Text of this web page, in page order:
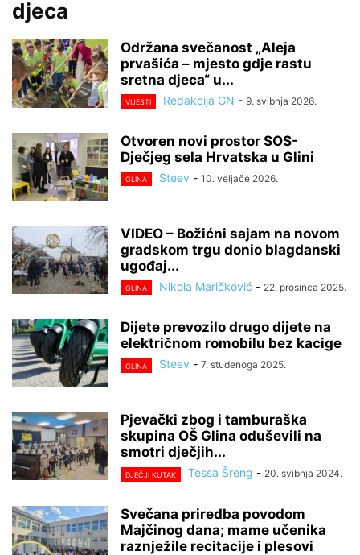
djeca
Održana svečanost „Aleja
prvašića – mjesto gdje rastu
sretna djeca“ u...
VIJESTI Redakcija GN - 9. svibnja 2026.
Otvoren novi prostor SOS-
Dječjeg sela Hrvatska u Glini
GLINA Steev - 10. veljače 2026.
VIDEO – Božićni sajam na novom
gradskom trgu donio blagdanski
ugođaj...
GLINA Nikola Maričković - 22. prosinca 2025.
Dijete prevozilo drugo dijete na
električnom romobilu bez kacige
GLINA Steev - 7. studenoga 2025.
Pjevački zbog i tamburaška
skupina OŠ Glina oduševili na
smotri dječjih...
DJEČJI KUTAK Tessa Šreng - 20. svibnja 2024.
Svečana priredba povodom
Majčinog dana; mame učenika
raznježile recitacije i plesovi